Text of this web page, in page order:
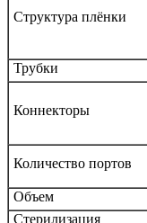
Структура плёнки
Трубки
Коннекторы
Количество портов
Объем
Стерилизация